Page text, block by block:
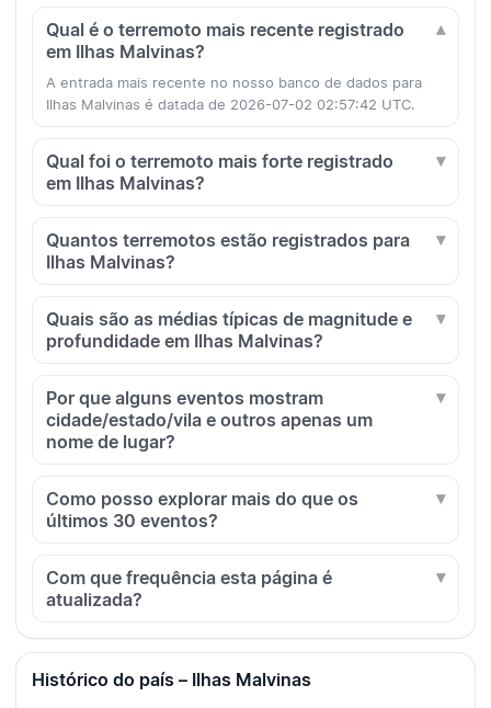
Qual é o terremoto mais recente registrado
em Ilhas Malvinas?
A entrada mais recente no nosso banco de dados para
Ilhas Malvinas é datada de 2026-07-02 02:57:42 UTC.
Qual foi o terremoto mais forte registrado
em Ilhas Malvinas?
Quantos terremotos estão registrados para
Ilhas Malvinas?
Quais são as médias típicas de magnitude e
profundidade em Ilhas Malvinas?
Por que alguns eventos mostram
cidade/estado/vila e outros apenas um
nome de lugar?
Como posso explorar mais do que os
últimos 30 eventos?
Com que frequência esta página é
atualizada?
Histórico do país – Ilhas Malvinas